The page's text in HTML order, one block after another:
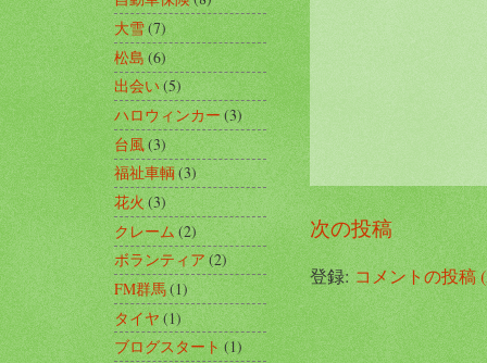
次の投稿
登録:コメントの投稿
大雪(7)
松島 (6)
出会い(5)
ハロウィンカー(3)
台風(3)
福祉車輌 (3)
花火(3)
クレーム(2)
ボランティア(2)
FM群馬(1)
タイヤ(1)
ブログスタート(1)